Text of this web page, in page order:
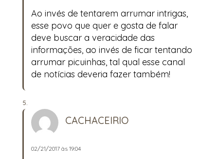
Ao invés de tentarem arrumar intrigas,
esse povo que quer e gosta de falar
deve buscar a veracidade das
informações, ao invés de ficar tentando
arrumar picuinhas, tal qual esse canal
de notícias deveria fazer também!
CACHACEIRIO
02/21/2017 às 19:04